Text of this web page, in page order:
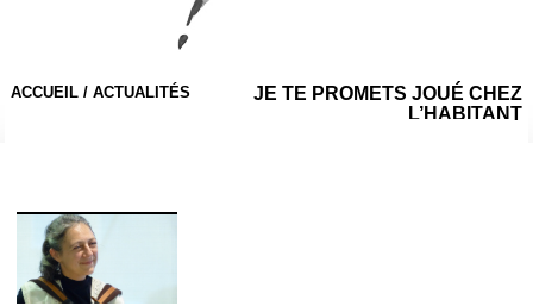
ACCUEIL / ACTUALITÉS
JE TE PROMETS JOUÉ CHEZ
L’HABITANT